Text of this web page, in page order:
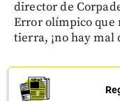
director de
Error olímpico que
tierra, ¡no hay